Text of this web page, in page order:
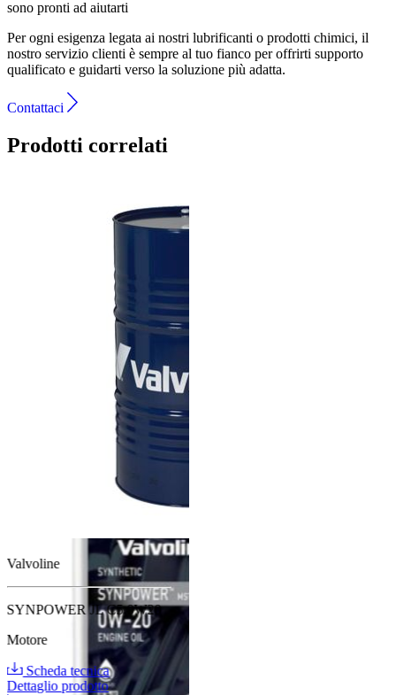
sono pronti ad aiutarti
Per ogni esigenza legata ai nostri lubrificanti o prodotti chimici, il
nostro servizio clienti è sempre al tuo fianco per offrirti supporto
qualificato e guidarti verso la soluzione più adatta.
Contattaci
Prodotti correlati
Valvoline
SYNPOWER JL C5 0W20
Motore
Scheda tecnica
Dettaglio prodotto